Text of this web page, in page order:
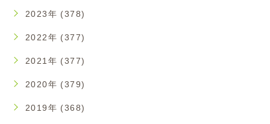
2023年 (378)
2022年 (377)
2021年 (377)
2020年 (379)
2019年 (368)